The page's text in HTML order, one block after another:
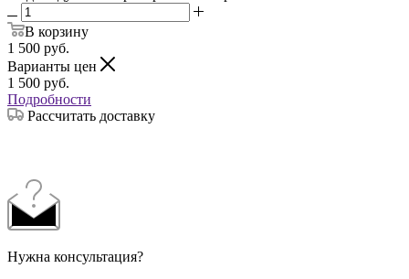
В корзину
1 500 руб.
Варианты цен
1 500 руб.
Подробности
Рассчитать доставку
Нужна консультация?